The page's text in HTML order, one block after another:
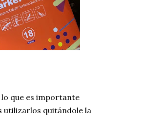
que es importante
utilizarlos quitándole la